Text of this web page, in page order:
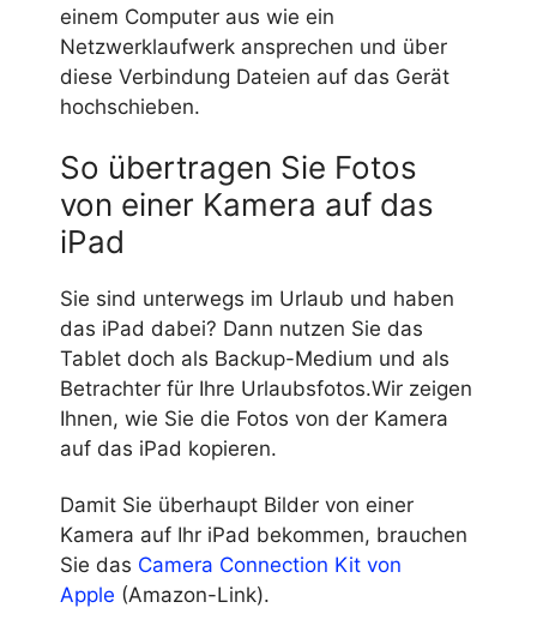
einem Computer aus wie ein
Netzwerklaufwerk ansprechen und über
diese Verbindung Dateien auf das Gerät
hochschieben.
So übertragen Sie Fotos
von einer Kamera auf das
iPad
Sie sind unterwegs im Urlaub und haben
das iPad dabei? Dann nutzen Sie das
Tablet doch als Backup-Medium und als
Betrachter für Ihre Urlaubsfotos.Wir zeigen
Ihnen, wie Sie die Fotos von der Kamera
auf das iPad kopieren.
Damit Sie überhaupt Bilder von einer
Kamera auf Ihr iPad bekommen, brauchen
Sie das Camera Connection Kit von
Apple (Amazon-Link).